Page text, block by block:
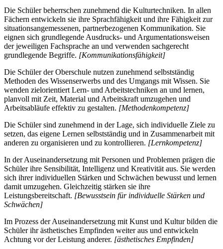
Die Schüler beherrschen zunehmend die Kulturtechniken. In allen
Fächern entwickeln sie ihre Sprachfähigkeit und ihre Fähigkeit zur
situationsangemessenen, partnerbezogenen Kommunikation. Sie
eignen sich grundlegende Ausdrucks- und Argumentationsweisen
der jeweiligen Fachsprache an und verwenden sachgerecht
grundlegende Begriffe. [Kommunikationsfähigkeit]
Die Schüler der Oberschule nutzen zunehmend selbstständig
Methoden des Wissenserwerbs und des Umgangs mit Wissen. Sie
wenden zielorientiert Lern- und Arbeitstechniken an und lernen,
planvoll mit Zeit, Material und Arbeitskraft umzugehen und
Arbeitsabläufe effektiv zu gestalten. [Methodenkompetenz]
Die Schüler sind zunehmend in der Lage, sich individuelle Ziele zu
setzen, das eigene Lernen selbstständig und in Zusammenarbeit mit
anderen zu organisieren und zu kontrollieren. [Lernkompetenz]
In der Auseinandersetzung mit Personen und Problemen prägen die
Schüler ihre Sensibilität, Intelligenz und Kreativität aus. Sie werden
sich ihrer individuellen Stärken und Schwächen bewusst und lernen
damit umzugehen. Gleichzeitig stärken sie ihre
Leistungsbereitschaft. [Bewusstsein für individuelle Stärken und
Schwächen]
Im Prozess der Auseinandersetzung mit Kunst und Kultur bilden die
Schüler ihr ästhetisches Empfinden weiter aus und entwickeln
Achtung vor der Leistung anderer. [ästhetisches Empfinden]